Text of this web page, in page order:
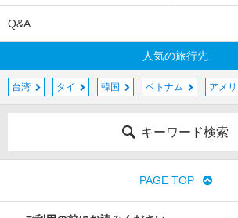
Q&A
人気の旅行先
台湾 タイ 韓国 ベトナム アメリ
キーワード検索
PAGE TOP